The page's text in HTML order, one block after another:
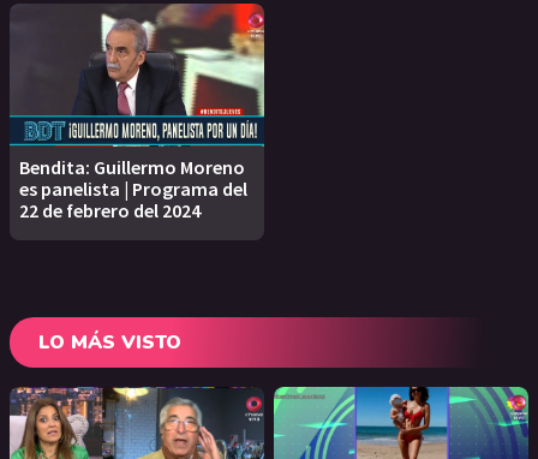
Bendita: Guillermo Moreno
es panelista | Programa del
22 de febrero del 2024
LO MÁS VISTO